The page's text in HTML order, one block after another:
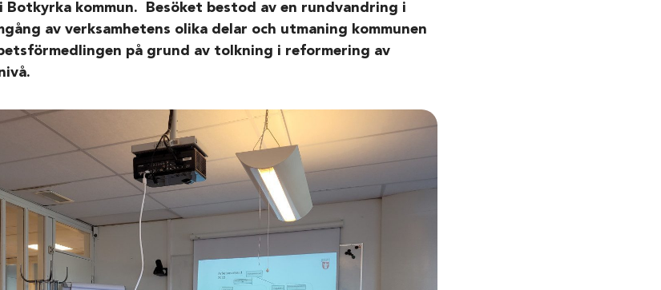
Botkyrka kommun. Besöket bestod av en rundvandring i
av verksamhetens olika delar och utmaning kommunen
på grund av tolkning i reformering av